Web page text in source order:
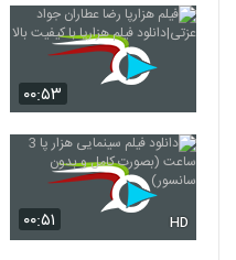
۰۰:۵۳
۰۰:۵۱ HD